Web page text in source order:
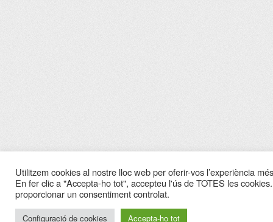
Utilitzem cookies al nostre lloc web per oferir-vos l’experiència
En fer clic a "Accepta-ho tot", accepteu l'ús de TOTES les
proporcionar un consentiment controlat.
Configuració de cookies Accepta-ho tot